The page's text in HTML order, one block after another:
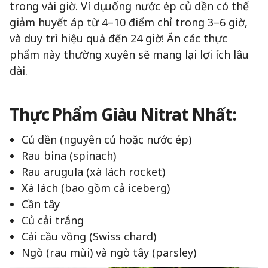
trong vài giờ. Ví dụ: uống nước ép củ dền có thể
giảm huyết áp từ 4–10 điểm chỉ trong 3–6 giờ,
và duy trì hiệu quả đến 24 giờ! Ăn các thực
phẩm này thường xuyên sẽ mang lại lợi ích lâu
dài.
Thực Phẩm Giàu Nitrat Nhất:
Củ dền (nguyên củ hoặc nước ép)
Rau bina (spinach)
Rau arugula (xà lách rocket)
Xà lách (bao gồm cả iceberg)
Cần tây
Củ cải trắng
Cải cầu vồng (Swiss chard)
Ngò (rau mùi) và ngò tây (parsley)